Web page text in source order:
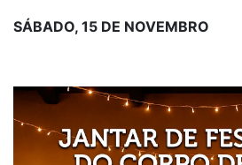
SÁBADO, 15 DE NOVEMBRO